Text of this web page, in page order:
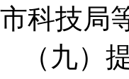
市科技局
（九）